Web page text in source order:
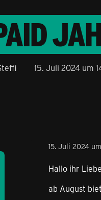
15. Juli 2024 um
15. Juli 2024 um
Hallo ihr
ab August